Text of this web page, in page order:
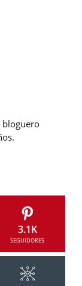
bloguero
3.1K
SEGUIDORES